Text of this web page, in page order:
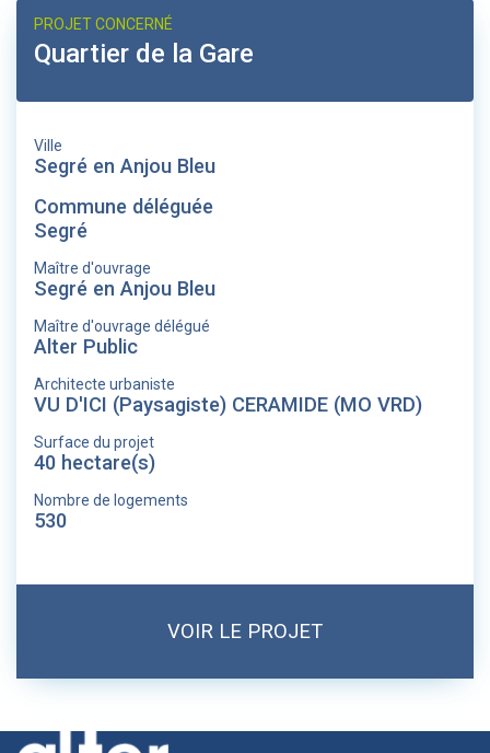
PROJET CONCERNÉ
Quartier de la Gare
Ville
Segré en Anjou Bleu
Commune déléguée
Segré
Maître d'ouvrage
Segré en Anjou Bleu
Maître d'ouvrage délégué
Alter Public
Architecte urbaniste
VU D'ICI (Paysagiste) CERAMIDE (MO VRD)
Surface du projet
40 hectare(s)
Nombre de logements
530
VOIR LE PROJET